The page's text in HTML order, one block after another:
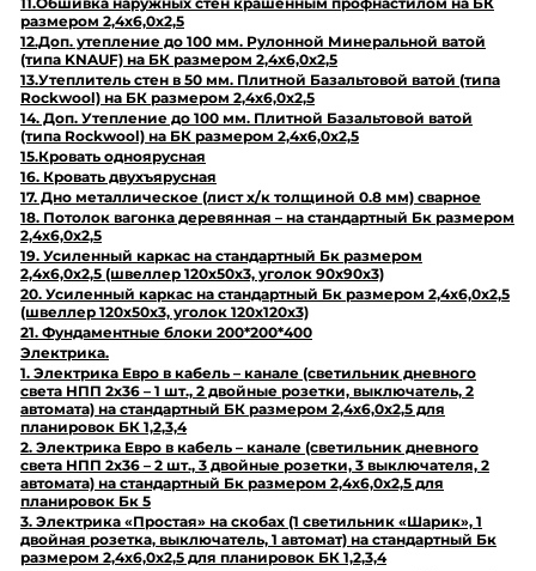
размером 2,4х6,0х2,5
12.Доп. утепление до 100 мм. Рулонной Минеральной ватой
(типа KNAUF) на БК размером 2,4х6,0х2,5
13.Утеплитель стен в 50 мм. Плитной Базальтовой ватой (типа
Rockwool) на БК размером 2,4х6,0х2,5
14. Доп. Утепление до 100 мм. Плитной Базальтовой ватой
(типа Rockwool) на БК размером 2,4х6,0х2,5
15.Кровать одноярусная
16. Кровать двухъярусная
17. Дно металлическое (лист х/к толщиной 0.8 мм) сварное
18. Потолок вагонка деревянная – на стандартный Бк размером
2,4х6,0х2,5
19. Усиленный каркас на стандартный Бк размером
2,4х6,0х2,5 (швеллер 120х50х3, уголок 90х90х3)
20. Усиленный каркас на стандартный Бк размером 2,4х6,0х2,5
(швеллер 120х50х3, уголок 120х120х3)
21. Фундаментные блоки 200*200*400
Электрика.
1. Электрика Евро в кабель – канале (светильник дневного
света НПП 2х36 – 1 шт., 2 двойные розетки, выключатель, 2
автомата) на стандартный БК размером 2,4х6,0х2,5 для
планировок БК 1,2,3,4
2. Электрика Евро в кабель – канале (светильник дневного
света НПП 2х36 – 2 шт., 3 двойные розетки, 3 выключателя, 2
автомата) на стандартный Бк размером 2,4х6,0х2,5 для
планировок Бк 5
3. Электрика «Простая» на скобах (1 светильник «Шарик», 1
двойная розетка, выключатель, 1 автомат) на стандартный Бк
размером 2,4х6,0х2,5 для планировок БК 1,2,3,4